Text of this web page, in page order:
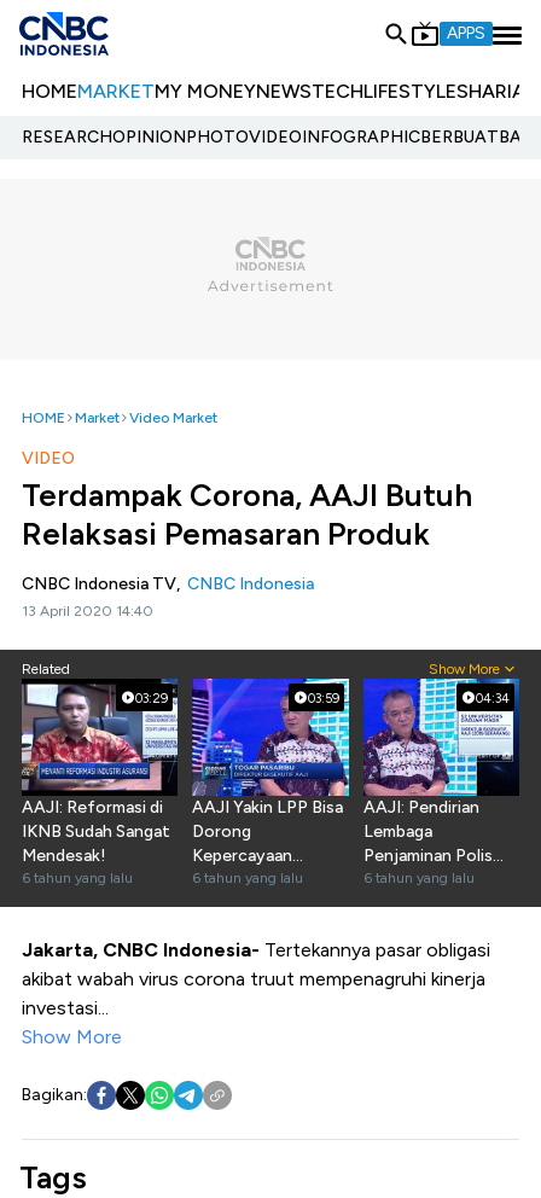
APPS
HOMEMARKETMY MONEYNEWSTECHLIFESTYLESHARIA
RESEARCHOPINIONPHOTOVIDEOINFOGRAPHIC
HOME Market Video Market
VIDEO
Terdampak Corona, AAJI Butuh
Relaksasi Pemasaran Produk
CNBC Indonesia TV, CNBC Indonesia
13 April 2020 14:40
Related Show More
03:29
AAJI: Reformasi di
IKNB Sudah Sangat
Mendesak!
6 tahun yang lalu
03:59
AAJI Yakin LPP Bisa
Dorong
Kepercayaan
Nasabah pada
Asuransi
6 tahun yang lalu
04:34
AAJI: Pendirian
Lembaga
Penjaminan Polis
Sesuai UU 40/2014
6 tahun yang lalu
Jakarta, CNBC Indonesia- Tertekannya pasar obligasi
akibat wabah virus corona truut mempenagruhi kinerja
investasi...
Show More
Bagikan:
Tags